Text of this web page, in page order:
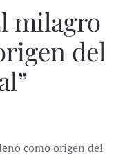
milagro
del
como origen del